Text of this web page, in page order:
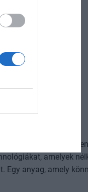
használja
amelyek
amely korábban